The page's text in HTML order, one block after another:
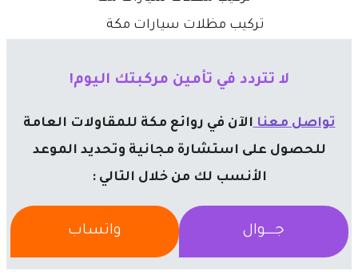
تركيب مظلات سيارات مكة
لا تتردد في تأمين مركبتك اليوم!
تواصل معناالآن في روائع مكة للمقاولات العامة
للحصول على استشارة مجانية وتحديد الموعد
الأنسب لك من خلال التالي :
جــــوال واتساب